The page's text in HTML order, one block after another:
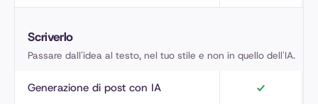
Scriverlo
Passare dall'idea al testo, nel tuo stile e non in quello dell'IA.
Generazione di post con IA